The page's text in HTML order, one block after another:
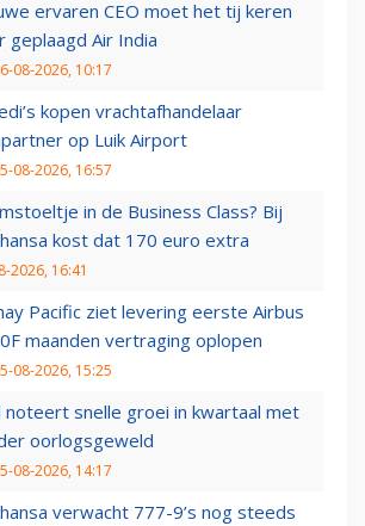
ervaren CEO moet het tij keren
geplaagd Air India
08-2026, 10:17
kopen vrachtafhandelaar
op Luik Airport
08-2026, 16:57
in de Business Class? Bij
kost dat 170 euro extra
2026, 16:41
Pacific ziet levering eerste Airbus
maanden vertraging oplopen
08-2026, 15:25
noteert snelle groei in kwartaal met
oorlogsgeweld
08-2026, 14:17
verwacht 777-9’s nog steeds